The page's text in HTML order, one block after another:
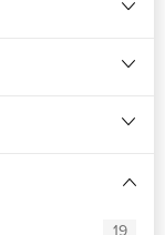
19